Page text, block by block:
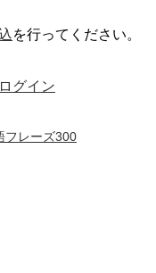
を行ってください。
ログイン
フレーズ300